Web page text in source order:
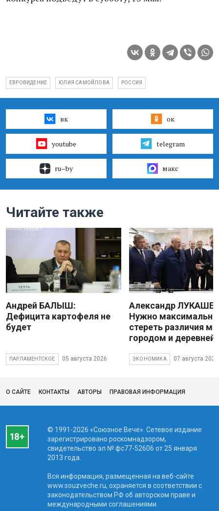
ЕВРОВИДЕНИЕ ЮЛИЯ САМОЙЛОВА РОССИЯ
вк ок
youtube telegram
ru–by макс
Читайте также
Андрей БАЛЫШ:
Дефицита картофеля не
будет
ПАРЛАМЕНТСКОЕ 05 августа 2026
Александр
Нужно максимально
стереть различия
городом и деревней
ЭКОНОМИКА 07 августа 2026
О САЙТЕ КОНТАКТЫ АВТОРЫ ПРАВОВАЯ ИНФОРМАЦИЯ
© 1991-2026 «Союзное Вече». Сетевое издание
зарегистрировано роскомнадзором,
свидетельство эл № фc77-52606 от 25 января
2013 года.
Вся информация, размещенная на веб-сайте
www.souzveche.ru, охраняется в соответствии с
законодательством РФ об авторском праве и
международными соглашениями.